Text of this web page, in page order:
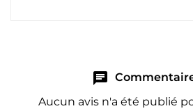
chat
Aucun avis n'a été publié